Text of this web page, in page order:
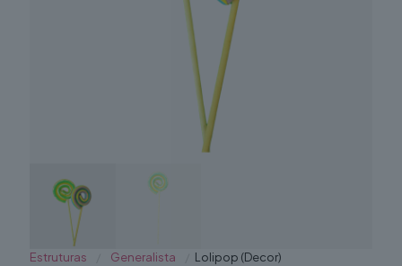
Estruturas Generalista Lolipop (Decor)